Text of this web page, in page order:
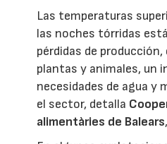
Las temperaturas
las noches tórridas
pérdidas de
plantas y animales, un
necesidades de agua y
el sector, detalla
alimentàries de Balears